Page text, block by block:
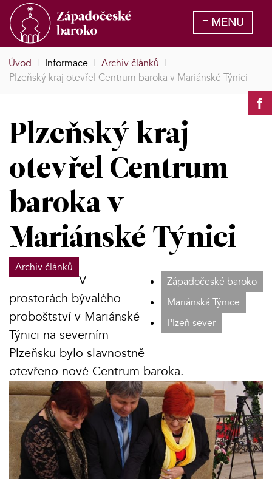
Úvod | Informace | Archiv článků |
Plzeňský kraj otevřel Centrum baroka v Mariánské Týnici
Plzeňský kraj
otevřel Centrum
baroka v
Mariánské Týnici
Archiv článků
Západočeské baroko
Mariánská Týnice
Plzeň sever
V
prostorách bývalého
proboštství v Mariánské
Týnici na severním
Plzeňsku bylo slavnostně
otevřeno nové Centrum baroka.